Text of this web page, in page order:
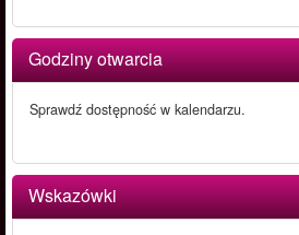
Godziny otwarcia
Sprawdź dostępność w kalendarzu.
Wskazówki